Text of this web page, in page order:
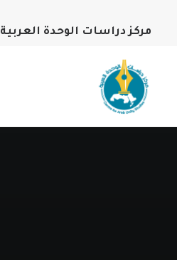
مركز دراسات الوحدة العربية